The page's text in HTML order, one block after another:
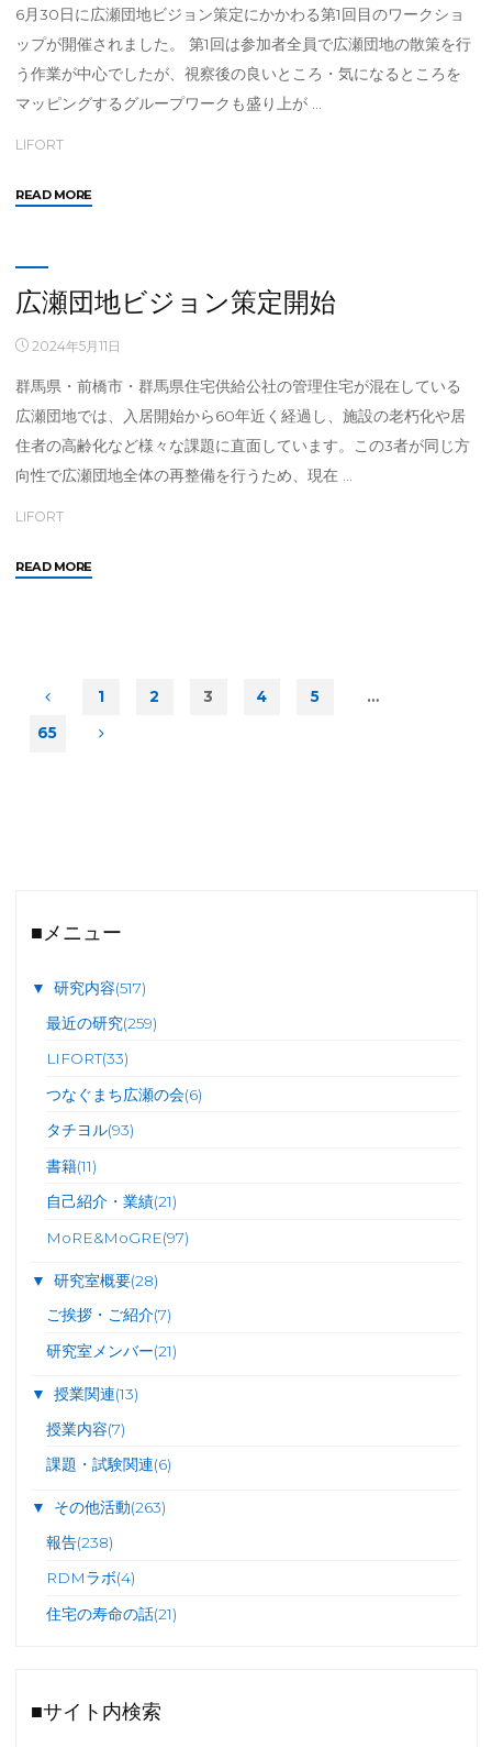
6月30日に広瀬団地ビジョン策定にかかわる第1回目のワークショ
ップが開催されました。 第1回は参加者全員で広瀬団地の散策を行
う作業が中心でしたが、視察後の良いところ・気になるところを
マッピングするグループワークも盛り上が …
LIFORT
READ MORE"第
瀬
団
地
ジ
ョ
開
広瀬団地ビジョン策定開始
2024年5月11日
群馬県・前橋市・群馬県住宅供給公社の管理住宅が混在している
広瀬団地では、入居開始から60年近く経過し、施設の老朽化や居
住者の高齢化など様々な課題に直面しています。この3者が同じ方
向性で広瀬団地全体の再整備を行うため、現在 …
LIFORT
READ MORE"広
ン
投
ペ
ー
ジ
送
り
1 2 3 4 5 …
65
■メニュー
▼ 研究内容(517)
最近の研究(259)
LIFORT(33)
つなぐまち広瀬の会(6)
タチヨル(93)
書籍(11)
自己紹介・業績(21)
MoRE&MoGRE(97)
▼ 研究室概要(28)
ご挨拶・ご紹介(7)
研究室メンバー(21)
▼ 授業関連(13)
授業内容(7)
課題・試験関連(6)
▼ その他活動(263)
報告(238)
RDMラボ(4)
住宅の寿命の話(21)
■サイト内検索